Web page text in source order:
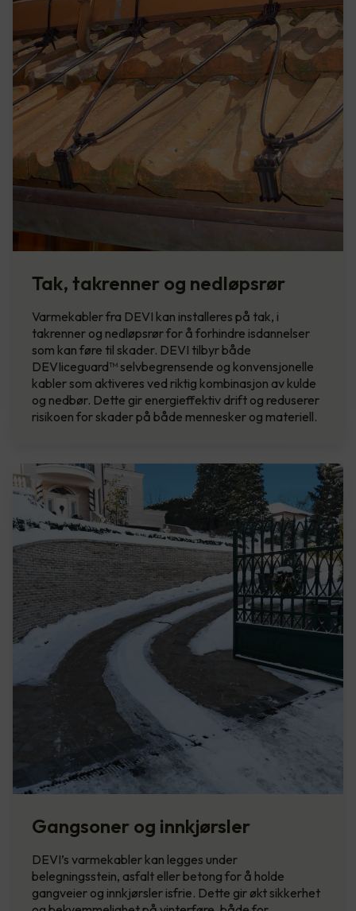
Tak, takrenner og nedløpsrør
Varmekabler fra DEVI kan installeres på tak, i
takrenner og nedløpsrør for å forhindre isdannelser
som kan føre til skader. DEVI tilbyr både
DEVIiceguard™ selvbegrensende og konvensjonelle
kabler som aktiveres ved riktig kombinasjon av kulde
og nedbør. Dette gir energieffektiv drift og reduserer
risikoen for skader på både mennesker og materiell.
Gangsoner og innkjørsler
DEVI’s varmekabler kan legges under
belegningsstein, asfalt eller betong for å holde
gangveier og innkjørsler isfrie. Dette gir økt sikkerhet